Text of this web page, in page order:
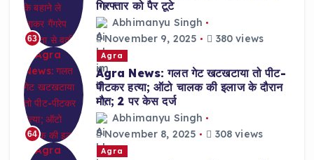
63
गिरफ्तार को पैर टूटे
Abhimanyu Singh
November 9, 2025
380 views
64
Agra
Agra News: गलत गेट खटखटाया तो पीट-
पीटकर हत्या; ऑटो चालक की इलाज के दौरान
मौत; 2 पर केस दर्ज
Abhimanyu Singh
November 8, 2025
308 views
Agra